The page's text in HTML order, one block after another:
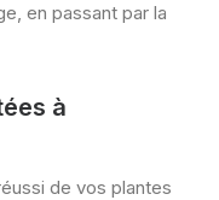
en passant par la
à
de vos plantes